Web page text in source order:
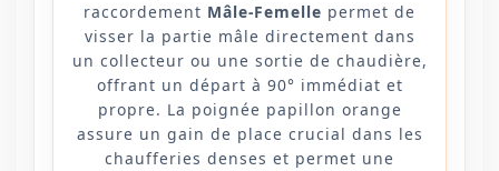
raccordement Mâle-Femelle permet de
visser la partie mâle directement dans
un collecteur ou une sortie de chaudière,
offrant un départ à 90° immédiat et
propre. La poignée papillon orange
assure un gain de place crucial dans les
chaufferies denses et permet une